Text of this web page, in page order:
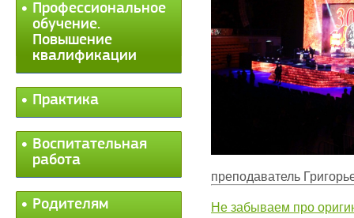
Профессиональное
обучение.
Повышение
квалификации
Практика
Воспитательная
работа
Родителям
преподаватель
Не забываем про